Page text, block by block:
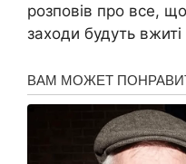
розповів про все,
заходи будуть